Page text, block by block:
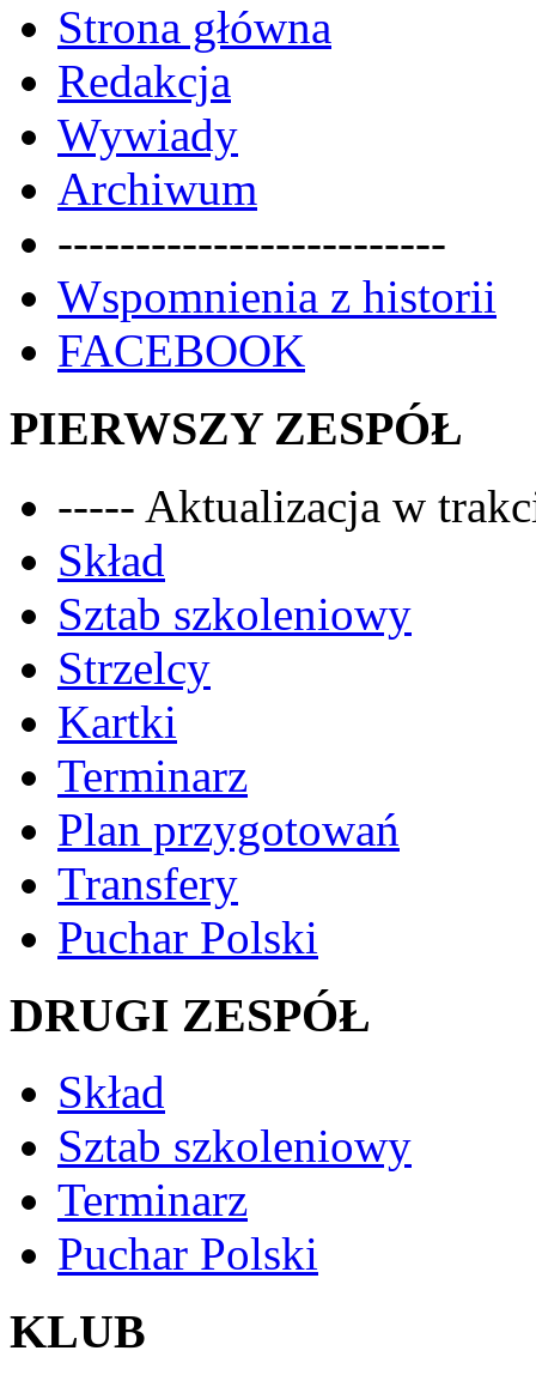
Strona główna
Redakcja
Wywiady
Archiwum
-------------------------
Wspomnienia z historii
FACEBOOK
PIERWSZY ZESPÓŁ
----- Aktualizacja w
Skład
Sztab szkoleniowy
Strzelcy
Kartki
Terminarz
Plan przygotowań
Transfery
Puchar Polski
DRUGI ZESPÓŁ
Skład
Sztab szkoleniowy
Terminarz
Puchar Polski
KLUB